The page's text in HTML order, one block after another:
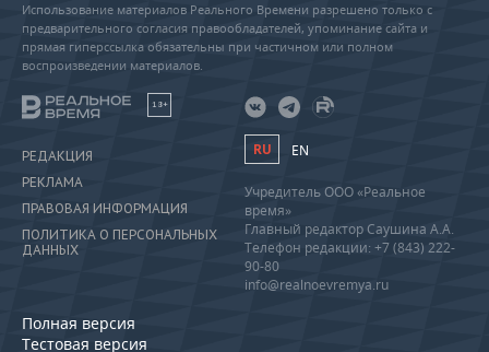
Использование материалов Реального Времени разрешено только с
предварительного согласия правообладателей, упоминание сайта и
прямая гиперссылка обязательны при частичном или полном
воспроизведении материалов.
18+
РЕДАКЦИЯ
РЕКЛАМА
ПРАВОВАЯ ИНФОРМАЦИЯ
ПОЛИТИКА О ПЕРСОНАЛЬНЫХ
ДАННЫХ
Полная версия
Тестовая версия
RU EN
Учредитель ООО «Реальное
время»
Главный редактор Саушина А.А.
Телефон редакции: +7 (843) 222-
90-80
info@realnoevremya.ru